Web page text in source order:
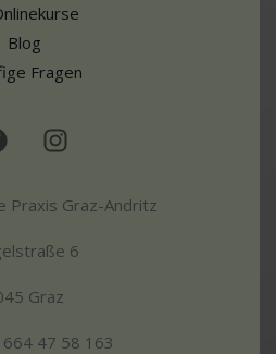
Blog
Fragen
Praxis Graz-Andritz
6
Graz
664 47 58 163